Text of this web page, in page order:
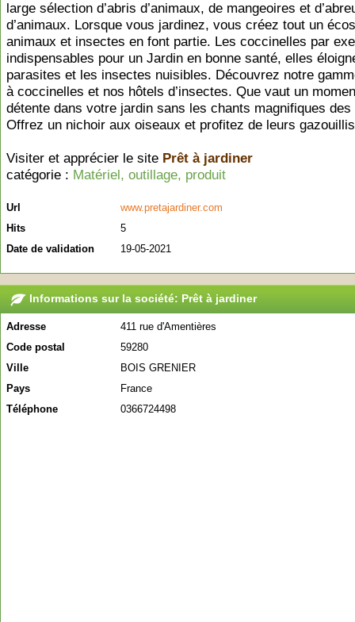
large sélection d’abris d’animaux, de mangeoires et
d’animaux. Lorsque vous jardinez, vous créez tout un
animaux et insectes en font partie. Les coccinelles par
indispensables pour un Jardin en bonne santé, elles
parasites et les insectes nuisibles. Découvrez notre
à coccinelles et nos hôtels d’insectes. Que vaut un
détente dans votre jardin sans les chants magnifiques des
Offrez un nichoir aux oiseaux et profitez de leurs
Visiter et apprécier le site Prêt à jardiner
catégorie : Matériel, outillage, produit
Url
www.pretajardiner.com
Hits
5
Date de validation
19-05-2021
Informations sur la société: Prêt à jardiner
Adresse
411 rue d'Amentières
Code postal
59280
Ville
BOIS GRENIER
Pays
France
Téléphone
0366724498